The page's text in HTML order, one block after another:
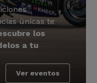
únicas te
los
a tu
Ver eventos